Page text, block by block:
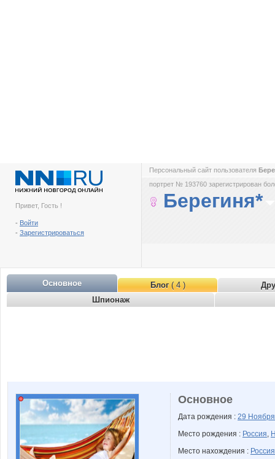
Привет, Гость !
- Войти
- Зарегистрироваться
Персональный сайт пользователя
портрет № 193760 зарегистрирован
Берегиня*
Основное Блог( 4 )
Шпионаж
Основное
Дата рождения : 29
Место рождения : Россия,
Место нахождения : Россия